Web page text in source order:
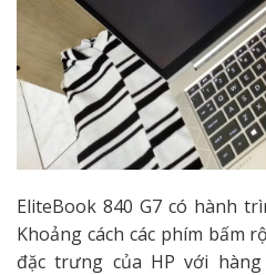
EliteBook 840 G7 có hành
Khoảng cách các phím bấm
đặc trưng của HP với